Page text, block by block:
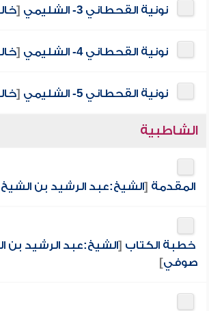
نونية القحطاني 3- الشليمي [
نونية القحطاني 4- الشليمي [
نونية القحطاني 5- الشليمي [
الشاطبية
المقدمة [الشيخ:عبد الرشيد بن
خطبة الكتاب [الشيخ:عبد الرشيد بن
صوفي]